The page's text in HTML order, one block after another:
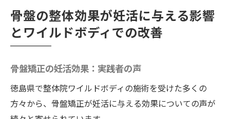
と体のリラクゼーション
整体院ワイルドボディの施術を活用した妊活成
功の鍵は血流と子宮の冷え改善にあり
イルドボディの施術の役割
整体院ワイルドボディの施術による全身の
骨盤の整体効果が妊活に与える影響
とワイルドボディでの改善
骨盤矯正の妊活効果：実践者の声
徳島県で整体院ワイルドボディの施術を受けた多くの
方々から、骨盤矯正が妊活に与える効果についての声が